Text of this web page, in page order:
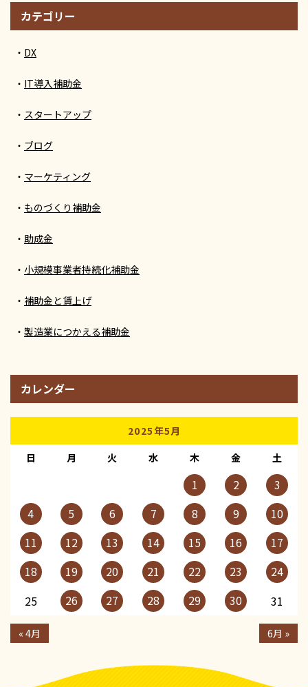
カテゴリー
DX
IT導入補助金
スタートアップ
ブログ
マーケティング
ものづくり補助金
助成金
小規模事業者持続化補助金
補助金と賃上げ
製造業につかえる補助金
カレンダー
2025年5月
日
月 火 水 木 金 土
1 2
3
4
5 6 7 8 9
10
11
12 13 14 15 16
17
18
19 20 21 22 23
24
25
26 27 28 29 30 31
« 4月 6月 »